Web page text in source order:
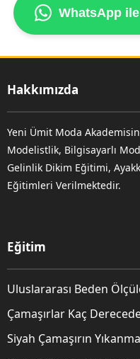
WhatsApp
Hakkımızda
Yeni Ümit Moda
Modelistlik, Bilgisayarlı
Gelinlik Dikim Eğitimi,
Eğitimleri Verilmektedir.
Eğitim
Uluslararası Beden
Çamaşırlar Kaç Derecede
Siyah Çamaşırın